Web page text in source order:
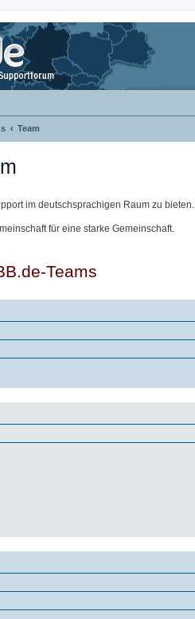
Team
im deutschsprachigen Raum zu bieten.
für eine starke Gemeinschaft.
Teams